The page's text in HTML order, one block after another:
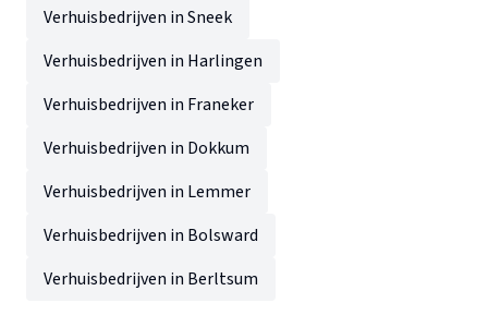
Verhuisbedrijven in Sneek
Verhuisbedrijven in Harlingen
Verhuisbedrijven in Franeker
Verhuisbedrijven in Dokkum
Verhuisbedrijven in Lemmer
Verhuisbedrijven in Bolsward
Verhuisbedrijven in Berltsum